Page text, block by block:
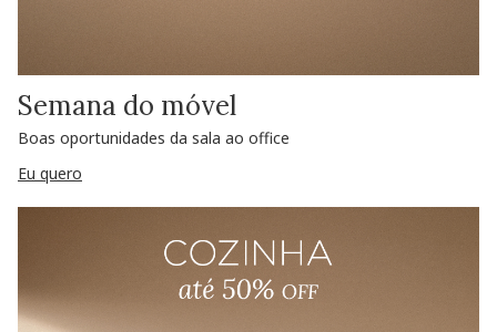
Semana do móvel
Boas oportunidades da sala ao office
Eu quero